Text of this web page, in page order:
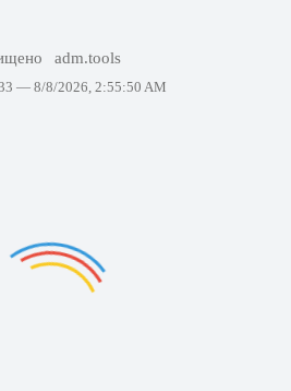
adm.tools
— 8/8/2026, 2:55:50 AM